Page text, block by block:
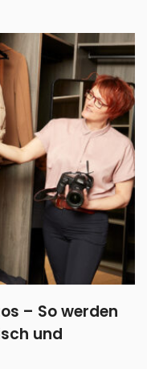
– So werden
und